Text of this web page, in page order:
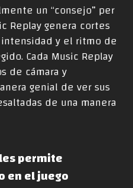
un “consejo” per
Replay genera cortes
y el ritmo de
Cada Music Replay
de cámara y
genial de ver sus
de una manera
permite
en el juego